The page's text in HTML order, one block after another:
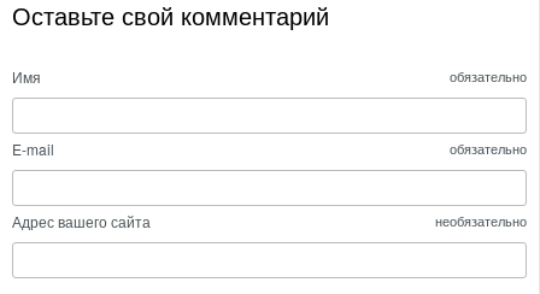
Оставьте свой комментарий
Имя обязательно
E-mail обязательно
Адрес вашего сайта необязательно